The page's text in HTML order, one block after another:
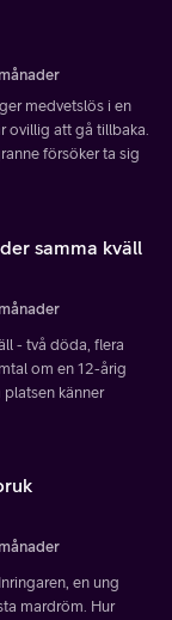
medvetslös i en
ovillig att gå tillbaka.
försöker ta sig
samma kväll
- två döda, flera
om en 12-årig
känner
en ung
mardröm. Hur